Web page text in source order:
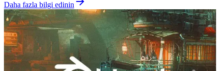
Daha fazla bilgi edinin